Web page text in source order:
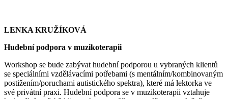
LENKA KRUŽÍKOVÁ
Hudební podpora v muzikoterapii
Workshop se bude zabývat hudební podporou u vybraných klientů
se speciálními vzdělávacími potřebami (s mentálním/kombinovaným
postižením/poruchami autistického spektra), které má lektorka ve
své privátní praxi. Hudební podpora se v muzikoterapii vztahuje